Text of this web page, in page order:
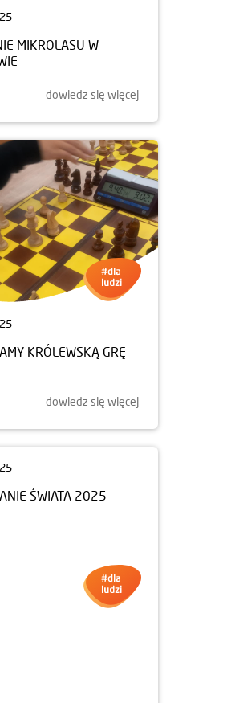
MIKROLASU W
dowiedz się więcej
KRÓLEWSKĄ GRĘ
dowiedz się więcej